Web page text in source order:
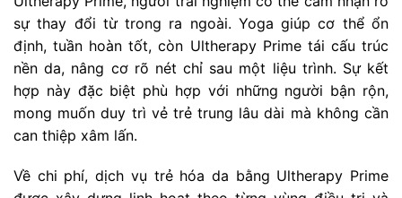
sự thay đổi từ trong ra ngoài. Yoga giúp cơ thể ổn
định, tuần hoàn tốt, còn Ultherapy Prime tái cấu trúc
nền da, nâng cơ rõ nét chỉ sau một liệu trình. Sự kết
hợp này đặc biệt phù hợp với những người bận rộn,
mong muốn duy trì vẻ trẻ trung lâu dài mà không cần
can thiệp xâm lấn.
Về chi phí, dịch vụ trẻ hóa da bằng Ultherapy Prime